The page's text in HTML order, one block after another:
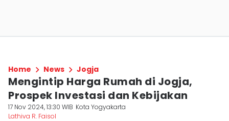
Home News Jogja
Mengintip Harga Rumah di Jogja,
Prospek Investasi dan Kebijakan
17 Nov 2024, 13:30 WIB Kota Yogyakarta
Lathiva R. Faisol